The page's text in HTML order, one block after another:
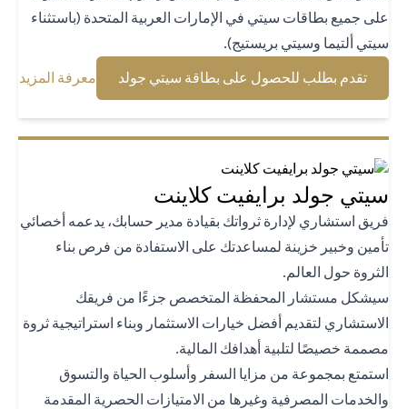
جميع بطاقات سيتي في الإمارات العربية المتحدة (باستثناء
ألتيما وسيتي بريستيج).
تقدم بطلب للحصول على بطاقة سيتي جولد (opens in a new tab) معرفة المزيد(opens in a new tab)
جولد برايفيت كلاينت
استشاري لإدارة ثرواتك بقيادة مدير حسابك، يدعمه أخصائي
وخبير خزينة لمساعدتك على الاستفادة من فرص بناء
حول العالم.
مستشار المحفظة المتخصص جزءًا من فريقك
لتقديم أفضل خيارات الاستثمار وبناء استراتيجية ثروة
خصيصًا لتلبية أهدافك المالية.
بمجموعة من مزايا السفر وأسلوب الحياة والتسوق
المصرفية وغيرها من الامتيازات الحصرية المقدمة